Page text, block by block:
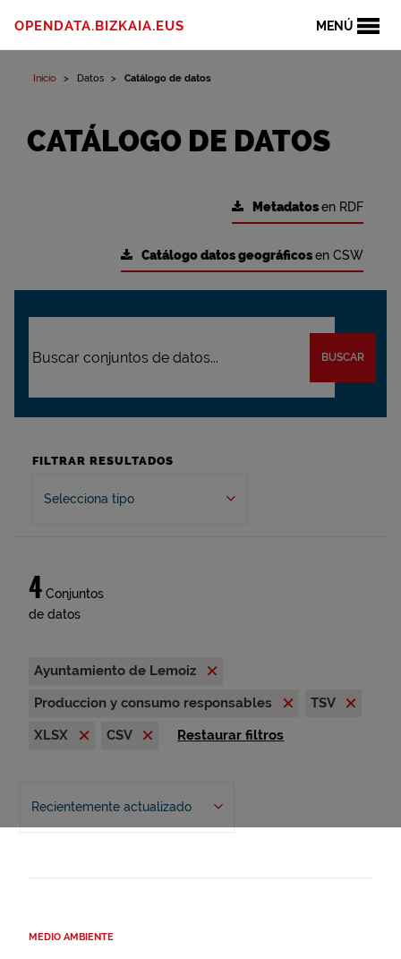
MENÚ
OPENDATA.BIZKAIA.EUS
Inicio Datos Catálogo de datos
CATÁLOGO DE DATOS
Metadatosen RDF
Catálogo datos geográficosen CSW
BUSCAR
FILTRAR RESULTADOS
Selecciona tipo
4 Conjuntos
de datos
Ayuntamiento de Lemoiz
Produccion y consumo responsables
TSV
XLSX
CSV Restaurar filtros
Recientemente actualizado
MEDIO AMBIENTE